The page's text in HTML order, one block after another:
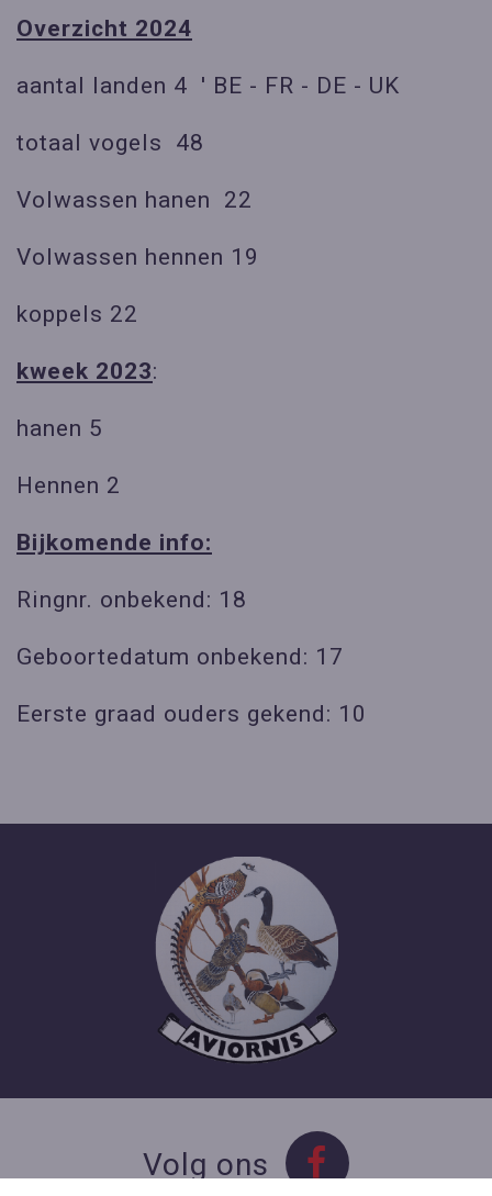
Overzicht 2024
aantal landen 4 ' BE - FR - DE - UK
totaal vogels 48
Volwassen hanen 22
Volwassen hennen 19
koppels 22
kweek 2023:
hanen 5
Hennen 2
Bijkomende info:
Ringnr. onbekend: 18
Geboortedatum onbekend: 17
Eerste graad ouders gekend: 10
Volg ons